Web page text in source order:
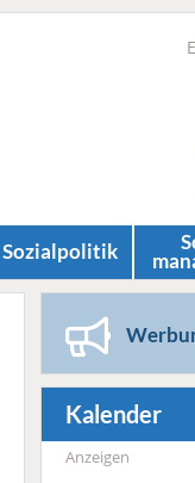
Sozial­politik
Kalender
Anzeigen